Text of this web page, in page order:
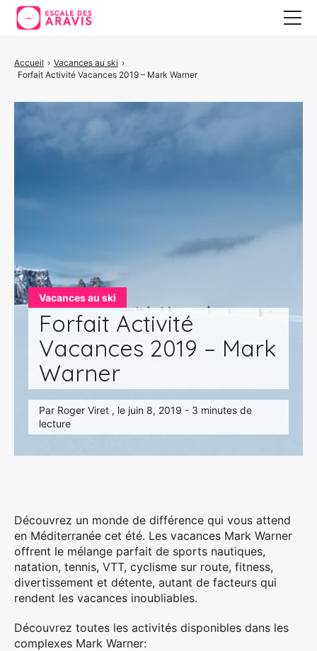
Vacances au ski
Forfait Activité
Vacances 2019 – Mark
Warner
Par Roger Viret , le juin 8, 2019 - 3 minutes de
lecture
Accueil › Vacances au ski ›
Forfait Activité Vacances 2019 – Mark Warner
Découvrez un monde de différence qui vous attend
en Méditerranée cet été. Les vacances Mark Warner
offrent le mélange parfait de sports nautiques,
natation, tennis, VTT, cyclisme sur route, fitness,
divertissement et détente, autant de facteurs qui
rendent les vacances inoubliables.
Découvrez toutes les activités disponibles dans les
complexes Mark Warner:
Vacances d’été